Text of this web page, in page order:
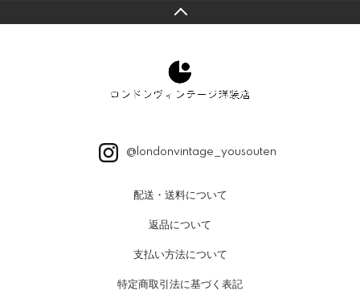
@londonvintage_yousouten
配送・送料について
返品について
支払い方法について
特定商取引法に基づく表記